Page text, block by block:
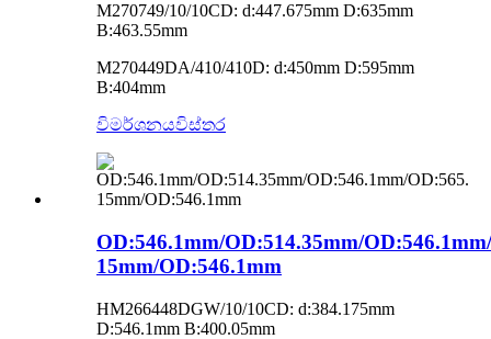
M270749/10/10CD: d:447.675mm D:635mm
B:463.55mm
M270449DA/410/410D: d:450mm D:595mm
B:404mm
විමර්ශනයවිස්තර
OD:546.1mm/OD:514.35mm/
15mm/OD:546.1mm
HM266448DGW/10/10CD: d:384.175mm
D:546.1mm B:400.05mm